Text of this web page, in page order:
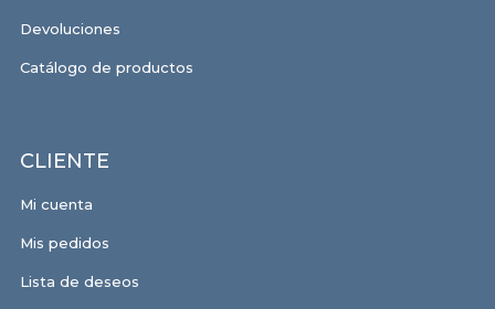
Devoluciones
Catálogo de productos
CLIENTE
Mi cuenta
Mis pedidos
Lista de deseos